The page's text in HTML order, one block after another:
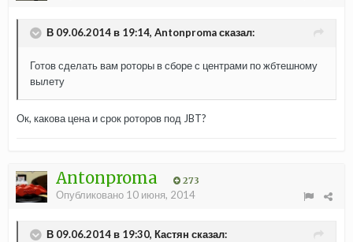
В 09.06.2014 в 19:14, Antonproma сказал:
Готов сделать вам роторы в сборе с центрами по жбтешному
вылету
Ок, какова цена и срок роторов под JBT?
Antonproma 273
Опубликовано 10 июня, 2014
В 09.06.2014 в 19:30, Кастян сказал: